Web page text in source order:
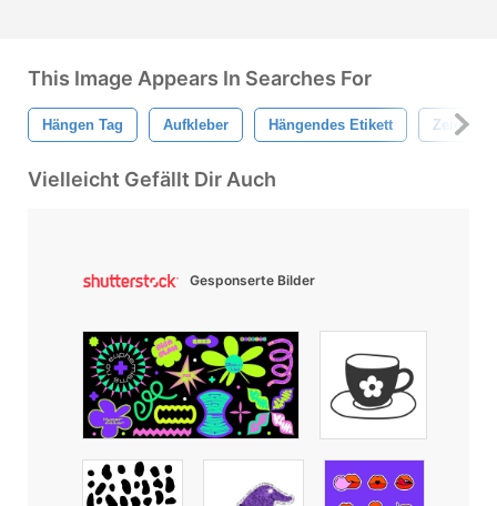
This Image Appears In Searches For
Hängen Tag Aufkleber Hängendes Etikett Zeiger
Vielleicht Gefällt Dir Auch
Gesponserte Bilder